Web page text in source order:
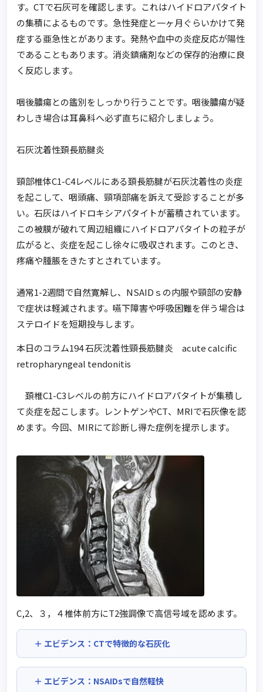
す。CTで石灰可を確認します。これはハイドロアパタイト
の集積によるものです。急性発症と一ヶ月ぐらいかけて発
症する亜急性とがあります。発熱や血中の炎症反応が陽性
であることもあります。消炎鎮痛剤などの保存的治療に良
く反応します。
咽後膿瘍との鑑別をしっかり行うことです。咽後膿瘍が疑
わしき場合は耳鼻科へ必ず直ちに紹介しましょう。
石灰沈着性頚長筋腱炎
頸部椎体C1-C4レベルにある頚長筋腱が石灰沈着性の炎症
を起こして、咽頭痛、頸項部痛を訴えて受診することが多
い。石灰はハイドロキシアパタイトが蓄積されています。
この被膜が破れて周辺組織にハイドロアパタイトの粒子が
広がると、炎症を起こし徐々に吸収されます。このとき、
疼痛や腫脹をきたすとされています。
通常1-2週間で自然寛解し、NSAIDｓの内服や頸部の安静
で症状は軽減されます。嚥下障害や呼吸困難を伴う場合は
ステロイドを短期投与します。
本日のコラム194 石灰沈着性頸長筋腱炎 acute calcific
retropharyngeal tendonitis
頚椎C1-C3レベルの前方にハイドロアパタイトが集積し
て炎症を起こします。レントゲンやCT、MRIで石灰像を認
めます。今回、MIRにて診断し得た症例を提示します。
C,2、３，４椎体前方にT2強調像で高信号域を認めます。
エビデンス：CTで特徴的な石灰化
エビデンス：NSAIDsで自然軽快